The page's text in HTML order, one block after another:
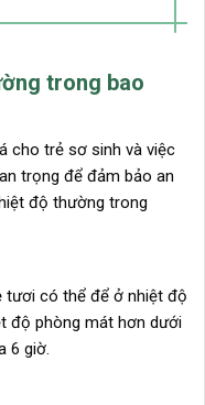
trong bao
cho trẻ sơ sinh và việc
trọng để đảm bảo an
độ thường trong
tươi có thể để ở nhiệt độ
độ phòng mát hơn dưới
6 giờ.